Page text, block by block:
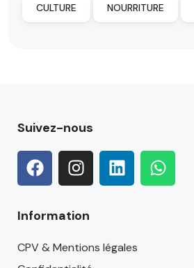
CULTURE NOURRITURE
Suivez-nous
Information
CPV & Mentions légales